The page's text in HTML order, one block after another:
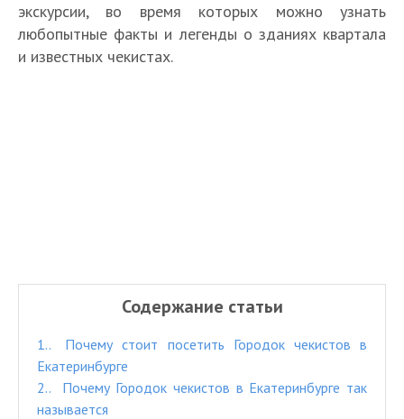
экскурсии, во время которых можно узнать
любопытные факты и легенды о зданиях квартала
и известных чекистах.
Содержание статьи
1.
Почему стоит посетить Городок чекистов в
Екатеринбурге
2.
Почему Городок чекистов в Екатеринбурге так
называется